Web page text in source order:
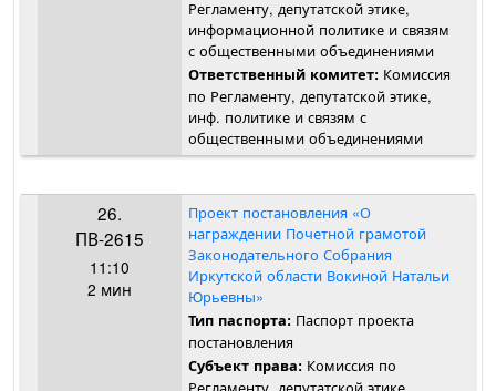
Регламенту, депутатской этике,
информационной политике и связям
с общественными объединениями
Ответственный комитет: Комиссия
по Регламенту, депутатской этике,
инф. политике и связям с
общественными объединениями
26.
ПВ-2615
11:10
2 мин
Проект постановления «О
награждении Почетной грамотой
Законодательного Собрания
Иркутской области Вокиной Натальи
Юрьевны»
Тип паспорта: Паспорт проекта
постановления
Субъект права: Комиссия по